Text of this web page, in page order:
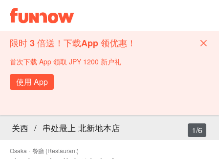
限时 3 倍送！下载App 领优惠！
首次下载 App 领取 JPY 1200 新户礼
使用 App
关西 / 串处最上 北新地本店
Osaka · 餐廳 (Restaurant)
1/6